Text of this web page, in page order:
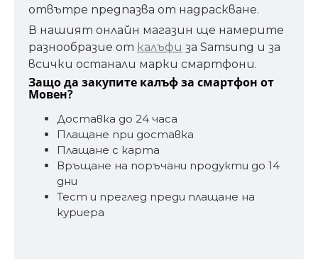
отвътре предпазва от надраскване.
В нашият онлайн магазин ще намерите
разнообразие от калъфи за Samsung и за
всички останали марки смартфони.
Защо да закупите калъф за смартфон от
Мовен?
Доставка до 24 часа
Плащане при доставка
Плащане с карта
Връщане на поръчани продукти до 14
дни
Тест и преглед преди плащане на
куриера